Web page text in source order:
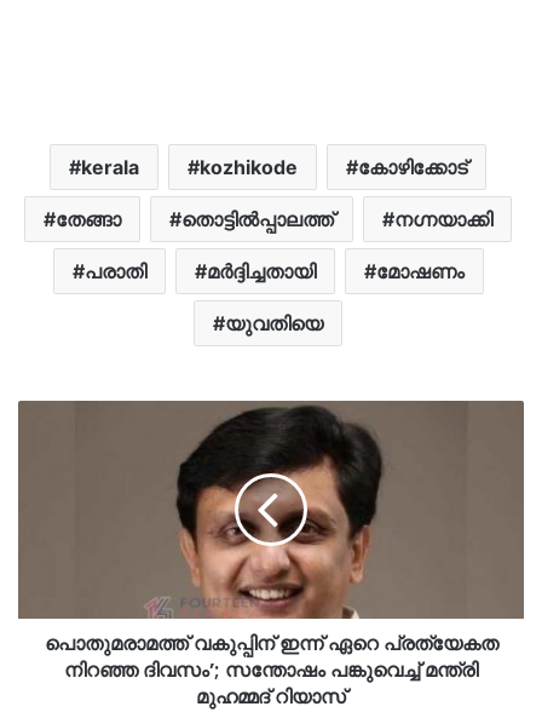
kerala kozhikode കോഴിക്കോട്
തേങ്ങാ തൊട്ടിൽപ്പാലത്ത് നഗ്നയാക്കി
പരാതി മർദ്ദിച്ചതായി മോഷണം
യുവതിയെ
പൊതുമരാമത്ത് വകുപ്പിന് ഇന്ന് ഏറെ പ്രത്യേകത
നിറഞ്ഞ ദിവസം’; സന്തോഷം പങ്കുവെച്ച് മന്ത്രി
മുഹമ്മദ് റിയാസ്